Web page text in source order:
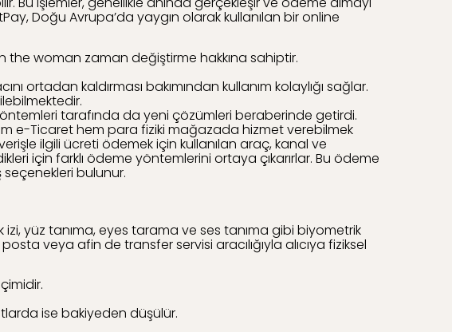
Doğu Avrupa’da yaygın olarak kullanılan bir online
the woman zaman değiştirme hakkına sahiptir.
kaldırması bakımından kullanım kolaylığı sağlar.
tarafında da yeni çözümleri beraberinde getirdi.
e-Ticaret hem para fiziki mağazada hizmet verebilmek
ilgili ücreti ödemek için kullanılan araç, kanal ve
için farklı ödeme yöntemlerini ortaya çıkarırlar. Bu ödeme
seçenekleri bulunur.
izi, yüz tanıma, eyes tarama ve ses tanıma gibi biyometrik
veya afin de transfer servisi aracılığıyla alıcıya fiziksel
ise bakiyeden düşülür.